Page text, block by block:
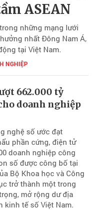
ASEAN
những mạng lưới
nhất Đông Nam Á,
tại Việt Nam.
NGHIỆP
662.000 tỷ
doanh nghiệp
nghệ số ước đạt
phần cứng, điện tử
doanh nghiệp công
số được công bố tại
Bộ Khoa học và Công
trở thành một trong
mở rộng dư địa
kinh tế số Việt Nam.